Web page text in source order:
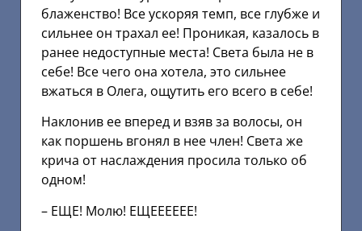
блаженство! Все ускоряя темп, все глубже и
сильнее он трахал ее! Проникая, казалось в
ранее недоступные места! Света была не в
себе! Все чего она хотела, это сильнее
вжаться в Олега, ощутить его всего в себе!
Наклонив ее вперед и взяв за волосы, он
как поршень вгонял в нее член! Света же
крича от наслаждения просила только об
одном!
– ЕЩЕ! Молю! ЕЩЕЕЕЕЕЕ!